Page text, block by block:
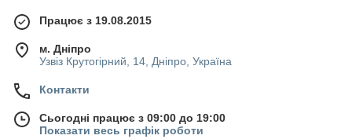
Працює з 19.08.2015
м. Дніпро
Узвіз Крутогірний, 14, Дніпро, Україна
Контакти
Сьогодні працює з 09:00 до 19:00
Показати весь графік роботи